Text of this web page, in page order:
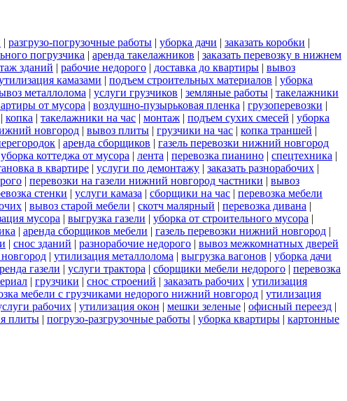
| разгрузо-погрузочные работы | уборка дачи | заказать коробки |
погрузчика | аренда такелажников | заказать перевозку в нижнем
зданий | рабочие недорого | доставка до квартиры | вывоз
камазами | подъем строительных материалов | уборка
металлолома | услуги грузчиков | земляные работы | такелажники
от мусора | воздушно-пузырьковая пленка | грузоперевозки |
| копка | такелажники на час | монтаж | подъем сухих смесей | уборка
новгород | вывоз плиты | грузчики на час | копка траншей |
| аренда сборщиков | газель перевозки нижний новгород
уборка коттеджа от мусора | лента | перевозка пианино | спецтехника |
в квартире | услуги по демонтажу | заказать разнорабочих |
| перевозки на газели нижний новгород частники | вывоз
стенки | услуги камаза | сборщики на час | перевозка мебели
| вывоз старой мебели | скотч малярный | перевозка дивана |
мусора | выгрузка газели | уборка от строительного мусора |
| аренда сборщиков мебели | газель перевозки нижний новгород |
| снос зданий | разнорабочие недорого | вывоз межкомнатных дверей
| утилизация металлолома | выгрузка вагонов | уборка дачи
газели | услуги трактора | сборщики мебели недорого | перевозка
| грузчики | снос строений | заказать рабочих | утилизация
мебели с грузчиками недорого нижний новгород | утилизация
рабочих | утилизация окон | мешки зеленые | офисный переезд |
плиты | погрузо-разгрузочные работы | уборка квартиры | картонные